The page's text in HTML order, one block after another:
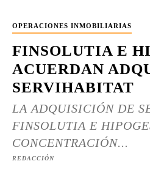
OPERACIONES INMOBILIARIAS
FINSOLUTIA E
ACUERDAN
SERVIHABITAT
LA ADQUISICIÓN DE
FINSOLUTIA E
CONCENTRACIÓN...
REDACCIÓN